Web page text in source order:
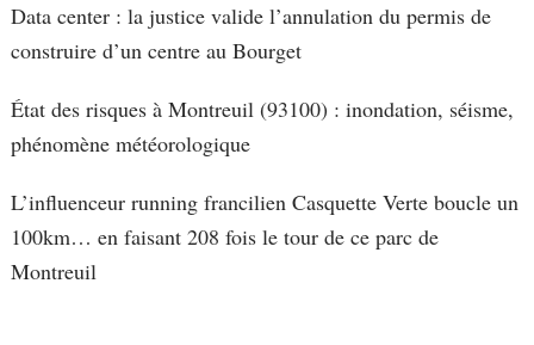
Data center : la justice valide l’annulation du permis de
construire d’un centre au Bourget
État des risques à Montreuil (93100) : inondation, séisme,
phénomène météorologique
L’influenceur running francilien Casquette Verte boucle un
100km… en faisant 208 fois le tour de ce parc de
Montreuil